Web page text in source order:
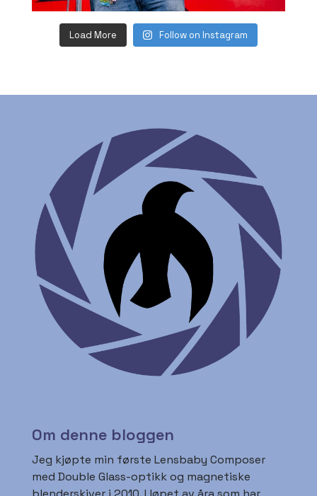
Load More Follow on Instagram
Om denne bloggen
Jeg kjøpte min første Lensbaby Composer
med Double Glass-optikk og magnetiske